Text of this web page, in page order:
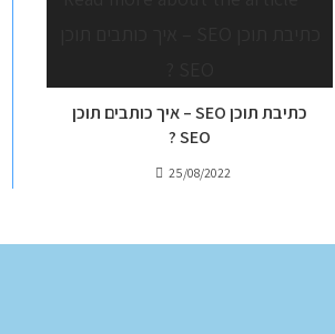
כתיבת תוכן SEO – איך כותבים תוכן
SEO ?
25/08/2022